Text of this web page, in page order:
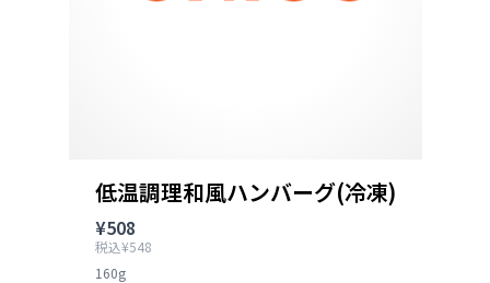
低温調理和風ハンバーグ(冷凍)
¥508
税込¥548
160g